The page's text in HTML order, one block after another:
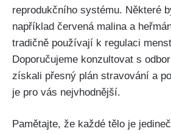
reprodukčního systému.‍ Některé
například červená ‍malina a
tradičně⁣ používají k regulaci⁢
⁣Doporučujeme⁤ konzultovat ⁤s
získali přesný plán stravování a
je pro vás nejvhodnější.
Pamětajte, že každé tělo je